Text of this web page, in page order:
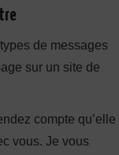
de messages
sur un site de
compte qu’elle
vous. Je vous